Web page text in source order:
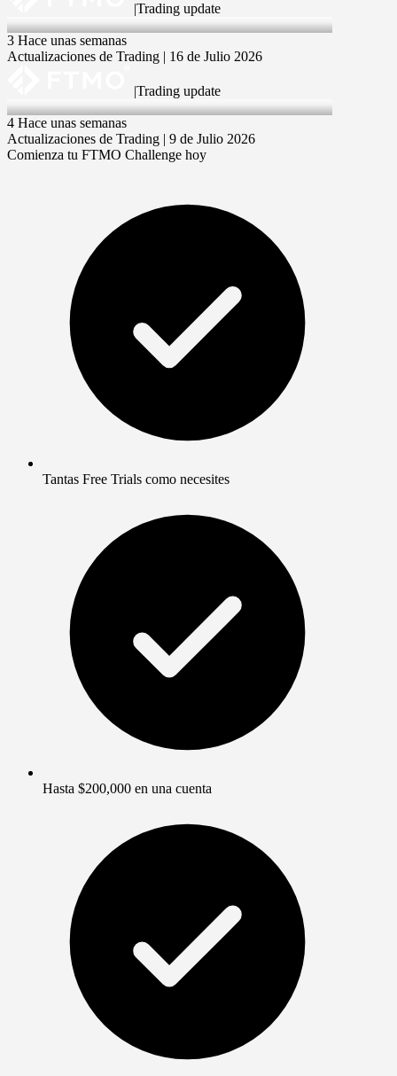
Trading update
16 Jul 2026
3 Hace unas semanas
Actualizaciones de Trading | 16 de Julio 2026
Trading update
9 Jul 2026
4 Hace unas semanas
Actualizaciones de Trading | 9 de Julio 2026
Comienza tu FTMO Challenge hoy
Tantas Free Trials como necesites
Hasta $200,000 en una cuenta